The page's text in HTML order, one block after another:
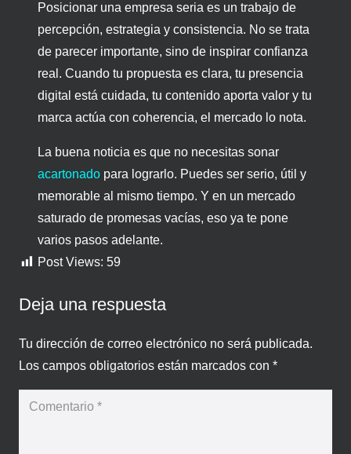
Posicionar una empresa seria es un trabajo de
percepción, estrategia y consistencia. No se trata
de parecer importante, sino de inspirar confianza
real. Cuando tu propuesta es clara, tu presencia
digital está cuidada, tu contenido aporta valor y tu
marca actúa con coherencia, el mercado lo nota.
La buena noticia es que no necesitas sonar
acartonado para lograrlo. Puedes ser serio, útil y
memorable al mismo tiempo. Y en un mercado
saturado de promesas vacías, eso ya te pone
varios pasos adelante.
Post Views: 59
Deja una respuesta
Tu dirección de correo electrónico no será publicada.
Los campos obligatorios están marcados con *